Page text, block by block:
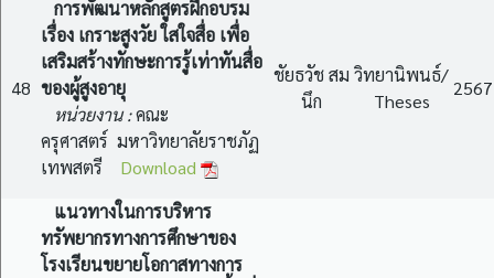
48
การพัฒนาหลักสูตรฝึกอบรม
เรื่อง เกราะสูงวัย ใสใจสื่อ เพื่อ
เสริมสร้างทักษะการรู้เท่าทันสื่อ
ของผู้สูงอายุ
หน่วยงาน :คณะ
ครุศาสตร์ มหาวิทยาลัยราชภัฏ
เทพสตรี Download
ชัยธวัช สม
นึก
วิทยานิพนธ์/
Theses
2567
แนวทางในการบริหาร
ทรัพยากรทางการศึกษาของ
โรงเรียนขยายโอกาสทางการ